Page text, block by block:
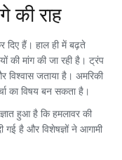
की राह
हैं। हाल ही में बढ़ते
की मांग की जा रही है। ट्रंप
जताया है। अमरिकी
का विषय बन सकता है।
हुआ है कि हमलावर की
गई है और विशेषज्ञों ने आगामी